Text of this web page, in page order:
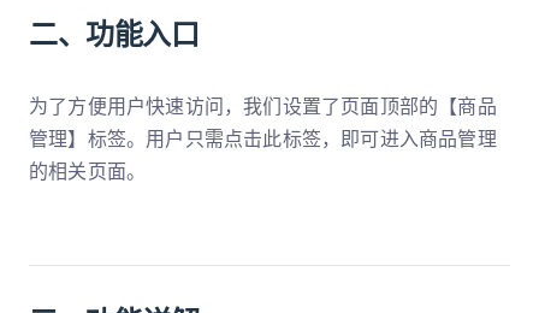
二、功能入口
为了方便用户快速访问，我们设置了页面顶部的【商品
管理】标签。用户只需点击此标签，即可进入商品管理
的相关页面。